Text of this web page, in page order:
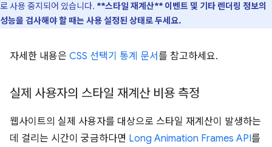
로 사용 중지되어 있습니다. **스타일 재계산** 이벤트 및 기타 렌더링 정보의
성능을 검사해야 할 때는 사용 설정된 상태로 두세요.
자세한 내용은 CSS 선택기 통계 문서를 참고하세요.
실제 사용자의 스타일 재계산 비용 측정
웹사이트의 실제 사용자를 대상으로 스타일 재계산이 발생하는
데 걸리는 시간이 궁금하다면 Long Animation Frames API를